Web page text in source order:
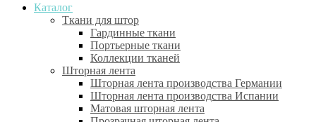
Каталог
Ткани для штор
Гардинные ткани
Портьерные ткани
Коллекции тканей
Шторная лента
Шторная лента производства Германии
Шторная лента производства Испании
Матовая шторная лента